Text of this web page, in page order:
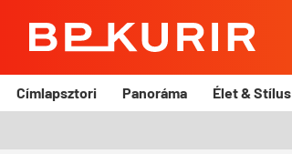
Kurír
Címlapsztori Panoráma Élet & Stílus